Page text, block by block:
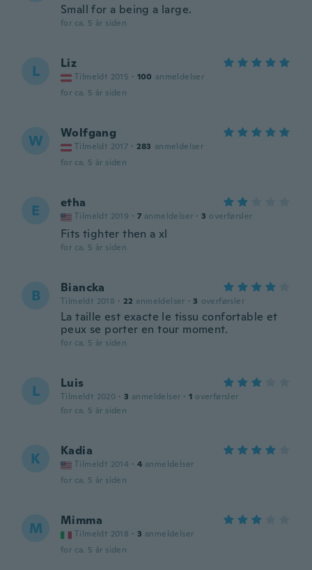
Small for a being a large.
for ca. 5 år siden
L Liz
Tilmeldt 2015 · 100 anmeldelser
for ca. 5 år siden
W Wolfgang
Tilmeldt 2017 · 283 anmeldelser
for ca. 5 år siden
E etha
Tilmeldt 2019 · 7 anmeldelser · 3 overførsler
Fits tighter then a xl
for ca. 5 år siden
B Biancka
Tilmeldt 2018 · 22 anmeldelser · 3 overførsler
La taille est exacte le tissu confortable et
peux se porter en tour moment.
for ca. 5 år siden
L Luis
Tilmeldt 2020 · 3 anmeldelser · 1 overførsler
for ca. 5 år siden
K Kadia
Tilmeldt 2014 · 4 anmeldelser
for ca. 5 år siden
M Mimma
Tilmeldt 2018 · 3 anmeldelser
for ca. 5 år siden